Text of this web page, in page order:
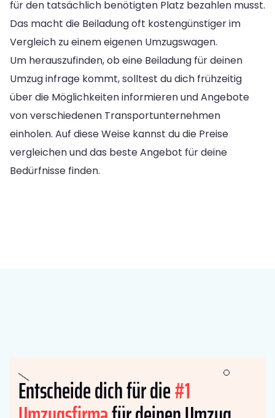
für den tatsächlich benötigten Platz bezahlen musst.
Das macht die Beiladung oft kostengünstiger im
Vergleich zu einem eigenen Umzugswagen.
Um herauszufinden, ob eine Beiladung für deinen
Umzug infrage kommt, solltest du dich frühzeitig
über die Möglichkeiten informieren und Angebote
von verschiedenen Transportunternehmen
einholen. Auf diese Weise kannst du die Preise
vergleichen und das beste Angebot für deine
Bedürfnisse finden.
Entscheide dich für die#1